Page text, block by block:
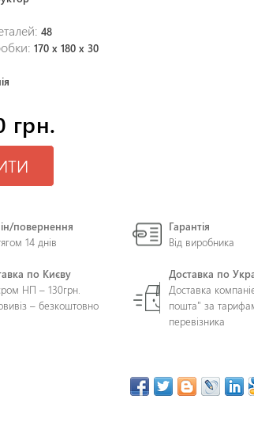
48
170 х 180 х 30
грн.
повернення
14 днів
Гарантія
Від виробника
по Києву
НП – 130грн.
– безкоштовно
Доставка по
Доставка
пошта" за
перевізника